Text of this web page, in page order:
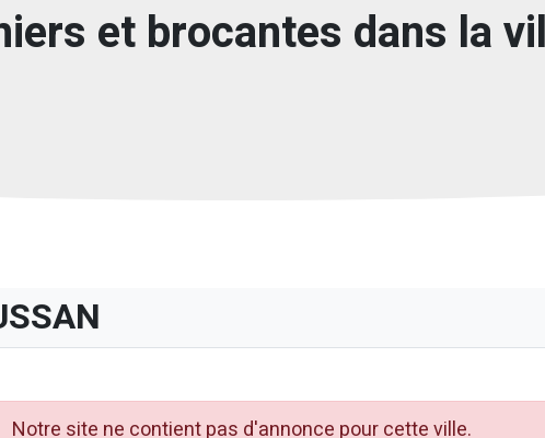
et brocantes dans la
Notre site ne contient pas d'annonce pour cette ville.